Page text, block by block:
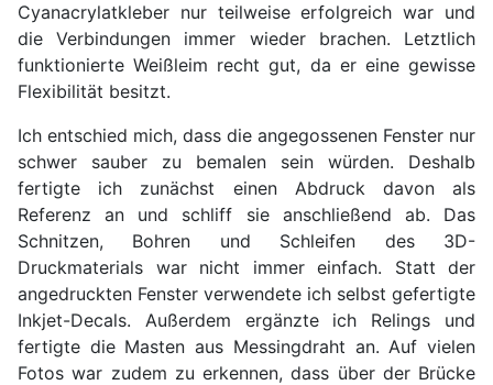
Cyanacrylatkleber nur teilweise erfolgreich war und
die Verbindungen immer wieder brachen. Letztlich
funktionierte Weißleim recht gut, da er eine gewisse
Flexibilität besitzt.
Ich entschied mich, dass die angegossenen Fenster nur
schwer sauber zu bemalen sein würden. Deshalb
fertigte ich zunächst einen Abdruck davon als
Referenz an und schliff sie anschließend ab. Das
Schnitzen, Bohren und Schleifen des 3D-
Druckmaterials war nicht immer einfach. Statt der
angedruckten Fenster verwendete ich selbst gefertigte
Inkjet-Decals. Außerdem ergänzte ich Relings und
fertigte die Masten aus Messingdraht an. Auf vielen
Fotos war zudem zu erkennen, dass über der Brücke